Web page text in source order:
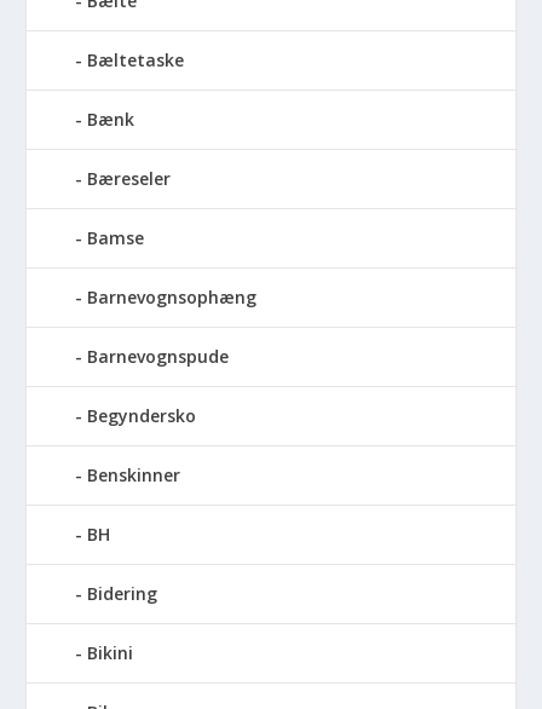
Bæltetaske
Bænk
Bæreseler
Bamse
Barnevognsophæng
Barnevognspude
Begyndersko
Benskinner
BH
Bidering
Bikini